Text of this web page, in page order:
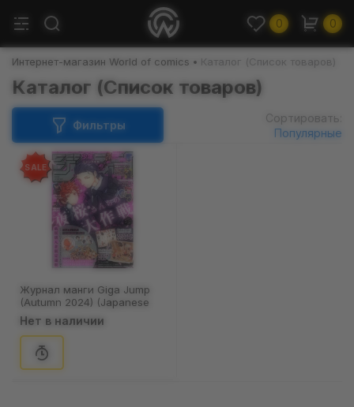
0 0
Интернет-магазин World of comics Каталог (Список товаров)
Каталог (Список товаров)
Фильтры
Сортировать:
Популярные
SALE
Журнал манги Giga Jump
(Autumn 2024) (Japanese
Edition), (370158)
Нет в наличии